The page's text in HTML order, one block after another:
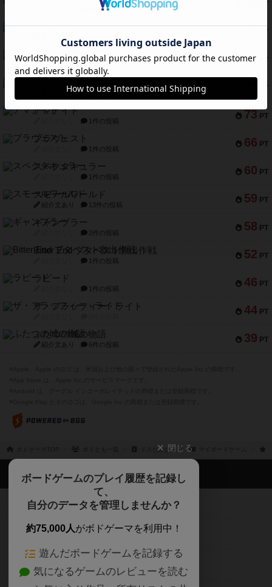
PT
2件の投稿
78 PT
インドネシア
75 PT
宵と暁の呪文書
紹介文あり 8件の投稿
PT
紹介文あり 9件の投稿
73 PT
アマナイト
1件の投稿
66 PT
ブラヴェスト
1件の投稿
60 PT
スペクタキュラー
1件の投稿
59 PT
スモールワールド
紹介文あり 13件の投稿
58 PT
ギャンブラー
2件の投稿
52 PT
Bitter End ブタペスト救出作戦
1件の投稿
46 PT
ラピード
1件の投稿
44 PT
ザ・フラッフィー・ライト
39 PT
ふたつの城の物語
紹介文あり 6件の投稿
ドスたかひろ閉じる
ボードゲームのプレイ履歴を記録し
て、
自分のデータを管理しませんか？
約75,000人がボドゲーマを利用中！
遊んだボードゲームを記録する
気になるゲームのレビューを読む
ボドゲーマTOP
ボードゲームを検索する
ボードゲームの新着レビュー
ボードゲーム会情報